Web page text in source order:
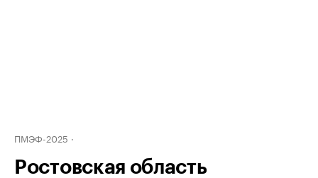
ПМЭФ-2025
Ростовская область